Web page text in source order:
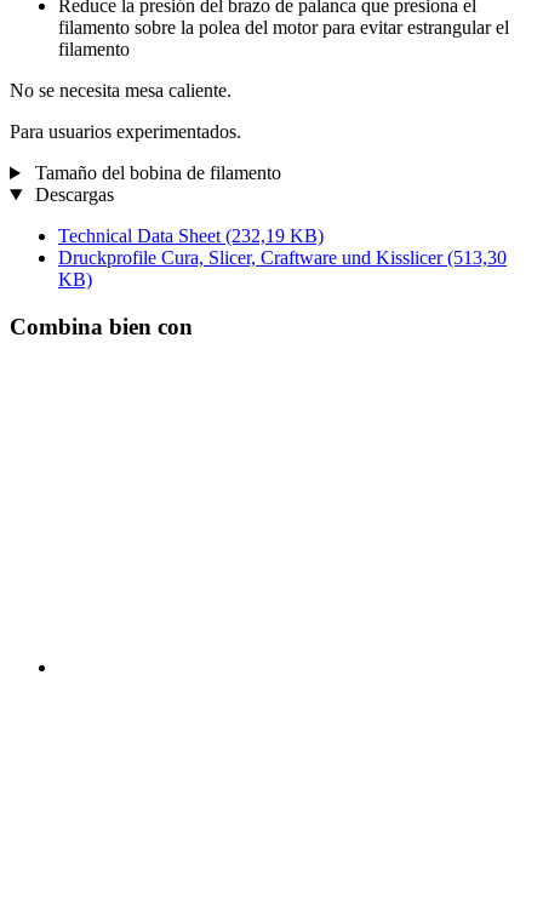
Reduce la presión del brazo de palanca que presiona el
filamento sobre la polea del motor para evitar estrangular el
filamento
No se necesita mesa caliente.
Para usuarios experimentados.
Tamaño del bobina de filamento
Descargas
Technical Data Sheet (232,19 KB)
Druckprofile Cura, Slicer, Craftware und Kisslicer(513,30
KB)
Combina bien con